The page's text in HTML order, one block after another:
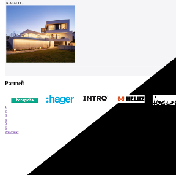
KATALOG
Partneři
1
2
3
4
5
6
PrevNext